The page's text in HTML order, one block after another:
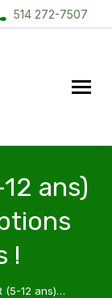
514 272-7507
ans)
!
(5-12 ans)…